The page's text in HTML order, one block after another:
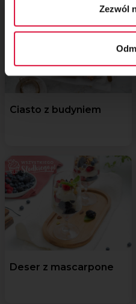
Zezwól
Ciasto z budyniem
Deser z mascarpone